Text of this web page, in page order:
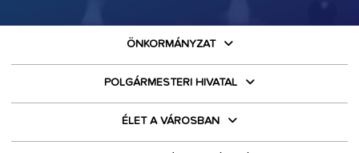
ÖNKORMÁNYZAT
POLGÁRMESTERI HIVATAL
ÉLET A VÁROSBAN